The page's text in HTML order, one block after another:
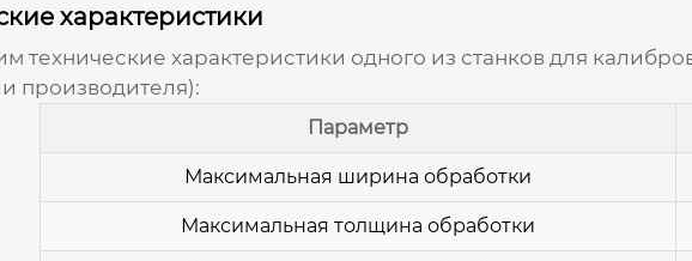
характеристики
технические характеристики одного из станков для
производителя):
Параметр
Максимальная ширина обработки
Максимальная толщина обработки